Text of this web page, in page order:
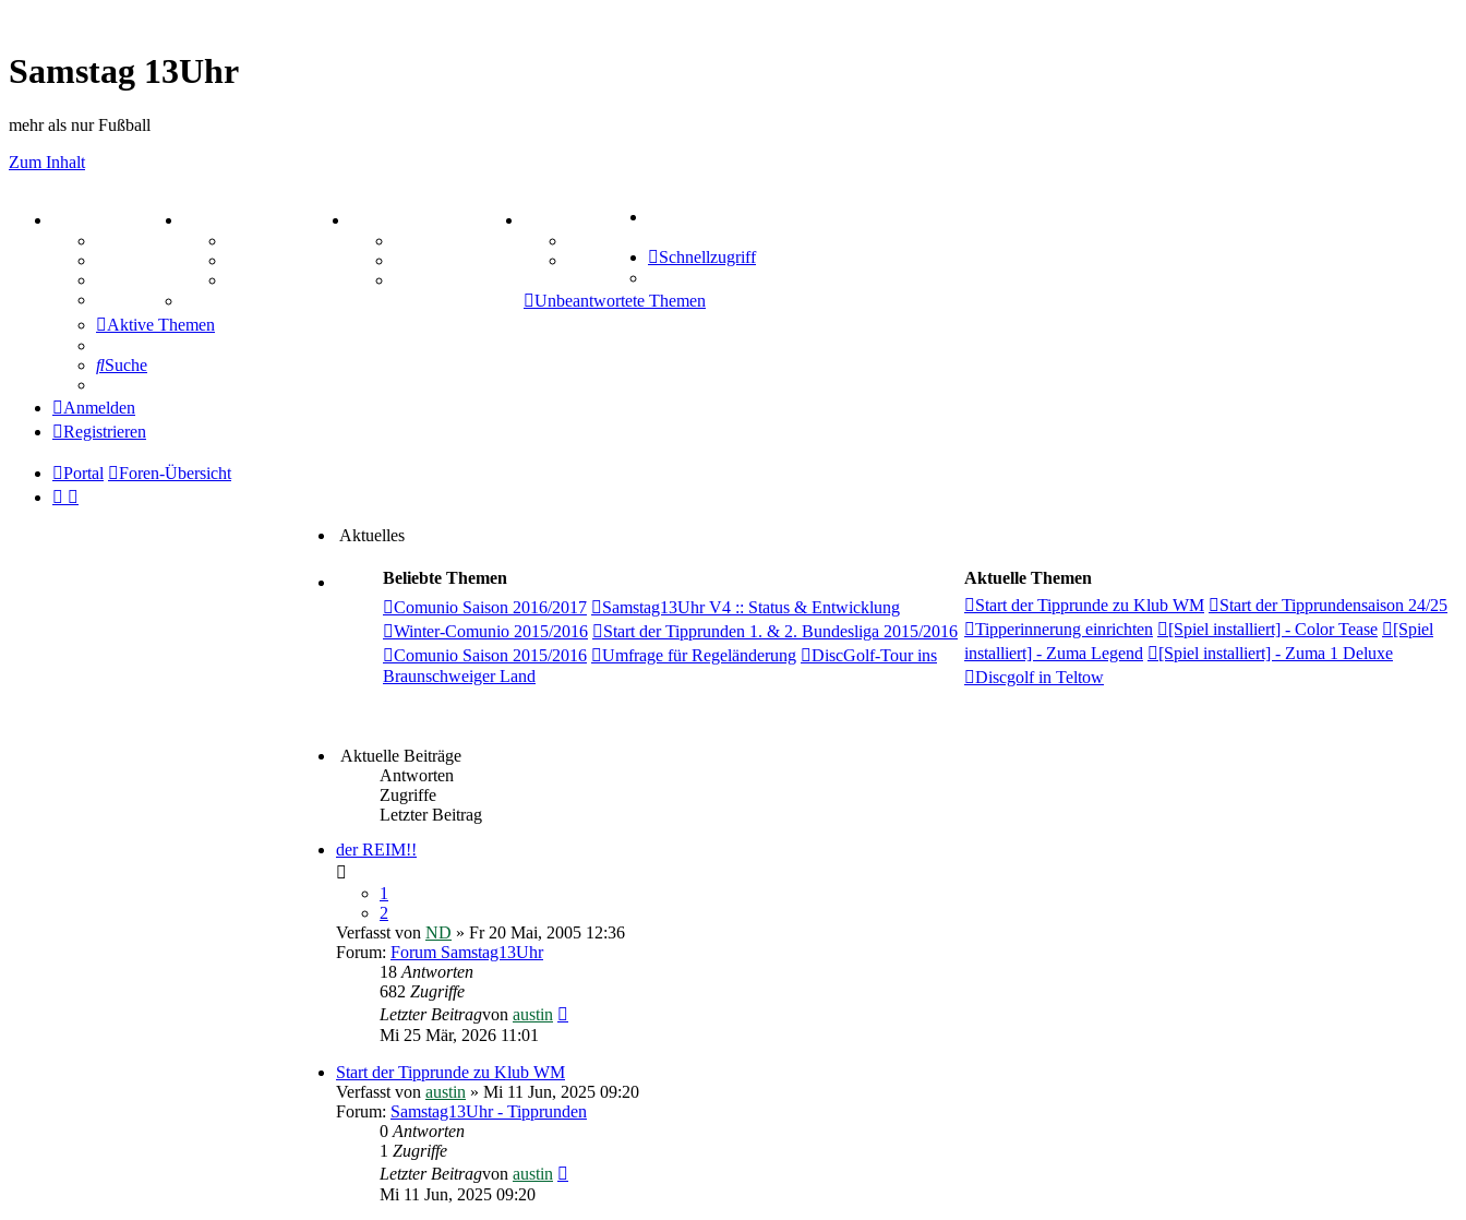
Samstag 13Uhr
mehr als nur Fußball
Zum Inhalt
Mastodon
Comunio
Schnellzugriff
Unbeantwortete Themen
Aktive Themen
Suche
Anmelden
Registrieren
Portal Foren-Übersicht
Aktuelles
Beliebte Themen
Aktuelle Themen
Comunio Saison 2016/2017
Samstag13Uhr V4 :: Status & Entwicklung
Winter-Comunio 2015/2016
Start der Tipprunden 1. & 2. Bundesliga 2015/2016
Comunio Saison 2015/2016
Umfrage für Regeländerung
DiscGolf-Tour ins
Braunschweiger Land
Start der Tipprunde zu Klub WM
Start der Tipprundensaison 24/25
Tipperinnerung einrichten
[Spiel installiert] - Color Tease
[Spiel
installiert] - Zuma Legend
[Spiel installiert] - Zuma 1 Deluxe
Discgolf in Teltow
Aktuelle Beiträge
Antworten
Zugriffe
Letzter Beitrag
der REIM!!
1
2
Verfasst von ND » Fr 20 Mai, 2005 12:36
Forum: Forum Samstag13Uhr
18 Antworten
682 Zugriffe
Letzter Beitragvon austin
Mi 25 Mär, 2026 11:01
Start der Tipprunde zu Klub WM
Verfasst von austin » Mi 11 Jun, 2025 09:20
Forum: Samstag13Uhr - Tipprunden
0 Antworten
1 Zugriffe
Letzter Beitragvon austin
Mi 11 Jun, 2025 09:20